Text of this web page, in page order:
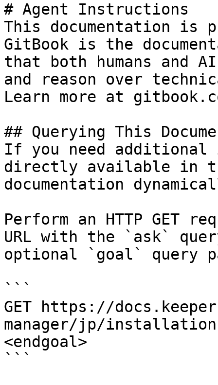
# Agent Instructions
This documentation is
GitBook is the
that both humans and
and reason over
Learn more at
## Querying This
If you need
directly available in
documentation
Perform an HTTP GET
URL with the `ask`
optional `goal` query
```
GET https://
manager/jp/
<endgoal>
```